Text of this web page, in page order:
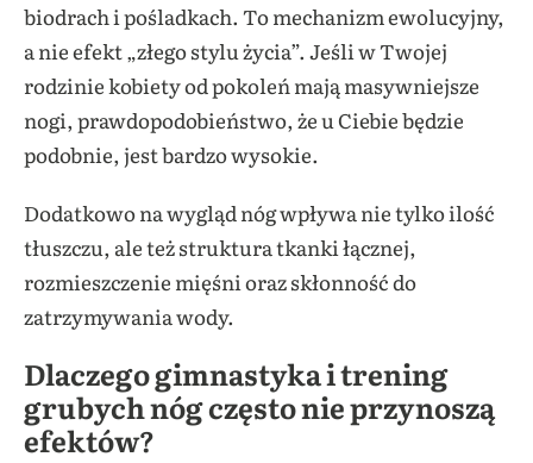
biodrach i pośladkach. To mechanizm ewolucyjny,
a nie efekt „złego stylu życia”. Jeśli w Twojej
rodzinie kobiety od pokoleń mają masywniejsze
nogi, prawdopodobieństwo, że u Ciebie będzie
podobnie, jest bardzo wysokie.
Dodatkowo na wygląd nóg wpływa nie tylko ilość
tłuszczu, ale też struktura tkanki łącznej,
rozmieszczenie mięśni oraz skłonność do
zatrzymywania wody.
Dlaczego gimnastyka i trening
grubych nóg często nie przynoszą
efektów?